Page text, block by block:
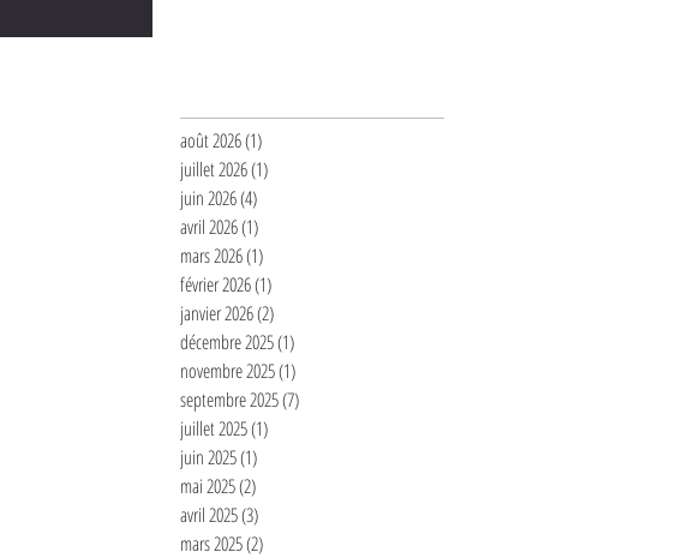
août 2026(1)
juillet 2026(1)
juin 2026(4)
avril 2026(1)
mars 2026(1)
février 2026(1)
janvier 2026(2)
décembre 2025(1)
novembre 2025(1)
septembre 2025(7)
juillet 2025(1)
juin 2025(1)
mai 2025(2)
avril 2025(3)
mars 2025(2)